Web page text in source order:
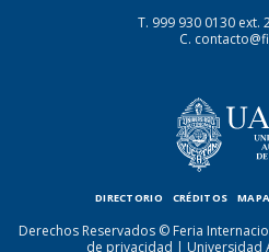
T. 999 930 0130ext.
C.
DIRECTORIO CRÉDITOS
Derechos Reservados © Feria
de privacidad | Universidad